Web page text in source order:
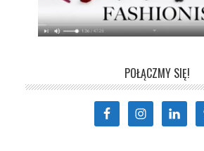
POŁĄCZMY SIĘ!